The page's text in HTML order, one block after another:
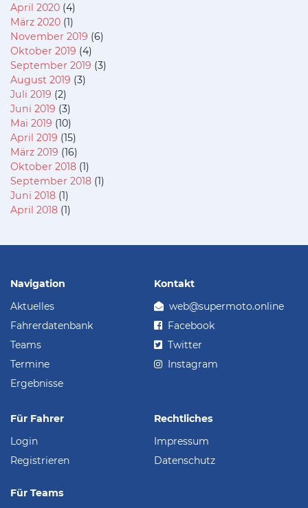
April 2020 (4)
März 2020 (1)
November 2019 (6)
Oktober 2019 (4)
September 2019 (3)
August 2019 (3)
Juli 2019 (2)
Juni 2019 (3)
Mai 2019 (10)
April 2019 (15)
März 2019 (16)
Oktober 2018 (1)
September 2018 (1)
Juni 2018 (1)
April 2018 (1)
Navigation
Aktuelles
Fahrerdatenbank
Teams
Termine
Ergebnisse
Kontakt
web@supermoto.online
Facebook
Twitter
Instagram
Für Fahrer
Login
Registrieren
Für Teams
Rechtliches
Impressum
Datenschutz